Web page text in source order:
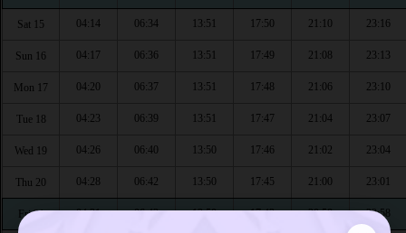
Sat 15 04:14 06:34 13:51 17:50 21:10 23:16
Sun 16 04:17 06:36 13:51 17:49 21:08 23:13
Mon 17 04:20 06:37 13:51 17:48 21:06 23:10
Tue 18 04:23 06:39 13:51 17:47 21:04 23:07
Wed 19 04:26 06:40 13:50 17:46 21:02 23:04
Thu 20 04:28 06:42 13:50 17:45 21:00 23:01
Fri 21 04:31 06:43 13:50 17:43 20:58 22:58